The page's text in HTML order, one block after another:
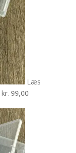
Læs
kr. 99,00